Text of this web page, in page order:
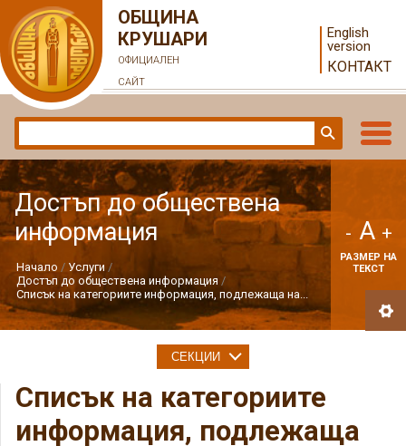
ОБЩИНА
КРУШАРИ
ОФИЦИАЛЕН
САЙТ
English
version
КОНТАКТ
Достъп до обществена
информация
Начало
Услуги
Достъп до обществена информация
Списък на категориите информация, подлежаща на...
- A +
РАЗМЕР НА
ТЕКСТ
Списък на категориите
информация, подлежаща
СЕКЦИИ